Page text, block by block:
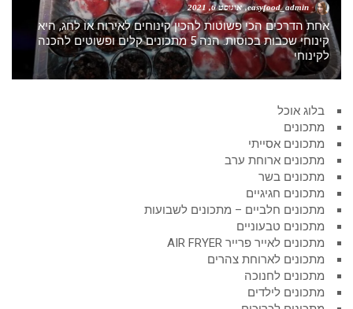
easyfood_admin אוגוסט 6, 2021
אחת הדרכים הכי פשוטות להכין קינוחים לאירוח או לחג, היא
קינוחי שכבות בכוסות. הנה 5 מתכונים קלים ופשוטים להכנה
לקינוחי
בלוג אוכל
מתכונים
מתכונים אסייתי
מתכונים ארוחת ערב
מתכונים בשר
מתכונים חגיגיים
מתכונים חלביים – מתכונים לשבועות
מתכונים טבעוניים
מתכונים לאייר פרייר AIR FRYER
מתכונים לארוחת צהרים
מתכונים לחנוכה
מתכונים לילדים